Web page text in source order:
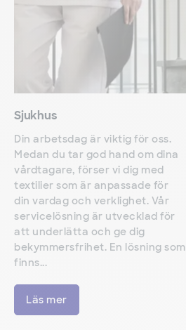
Sjukhus
Din arbetsdag är viktig för oss.
Medan du tar god hand om dina
vårdtagare, förser vi dig med
textilier som är anpassade för
din vardag och verklighet. Vår
servicelösning är utvecklad för
att underlätta och ge dig
bekymmersfrihet. En lösning som
finns...
Läs mer